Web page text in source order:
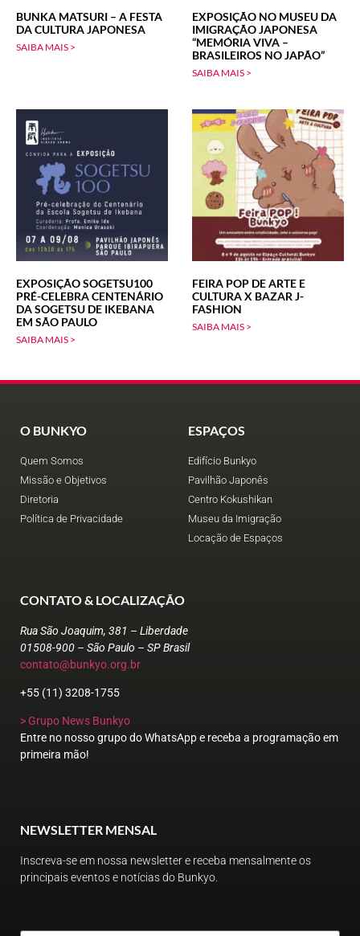
BUNKA MATSURI – A FESTA
DA CULTURA JAPONESA
SAIBA MAIS >
EXPOSIÇÃO NO MUSEU DA
IMIGRAÇÃO JAPONESA
“MEMÓRIA VIVA –
BRASILEIROS NO JAPÃO”
SAIBA MAIS >
EXPOSIÇÃO SOGETSU100
PRÉ-CELEBRA CENTENÁRIO
DA SOGETSU DE IKEBANA
EM SÃO PAULO
SAIBA MAIS >
FEIRA POP DE ARTE E
CULTURA X BAZAR J-
FASHION
SAIBA MAIS >
O BUNKYO
Quem Somos
Missão e Objetivos
Diretoria
Política de Privacidade
ESPAÇOS
Edifício Bunkyo
Pavilhão Japonês
Centro Kokushikan
Museu da Imigração
Locação de Espaços
CONTATO & LOCALIZAÇÃO
Rua São Joaquim, 381 – Liberdade
01508-900 – São Paulo – SP Brasil
contato@bunkyo.org.br
+55 (11) 3208-1755
> Grupo News Bunkyo
Entre no nosso grupo do WhatsApp e receba a programação em
primeira mão!
NEWSLETTER MENSAL
Inscreva-se em nossa newsletter e receba mensalmente os
principais eventos e notícias do Bunkyo.